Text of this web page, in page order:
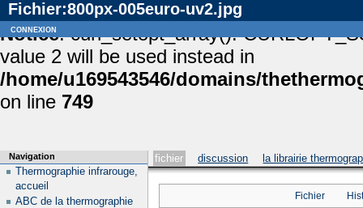
Notice: curl_setopt_array():
value 2 will be used instead in
/home/u169543546/domains/
on line 749
Fichier:800px-005euro-uv2.jpg
fichier discussion la librairie
Fichier
Navigation
Thermographie infrarouge,
accueil
ABC de la thermographie
connexion